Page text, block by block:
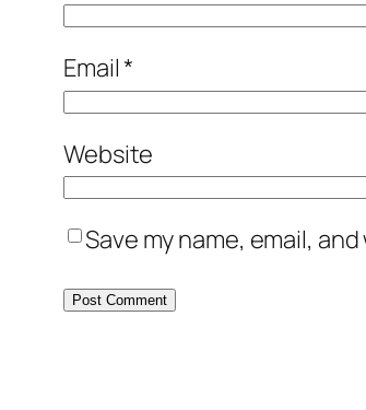
Email*
Website
Save my name, email,